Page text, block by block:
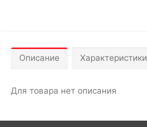
Описание Характеристики
Для товара нет описания